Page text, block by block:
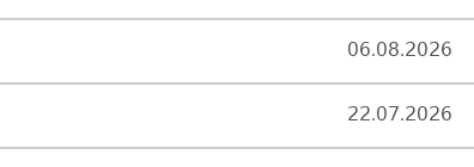
06.08.2026
22.07.2026